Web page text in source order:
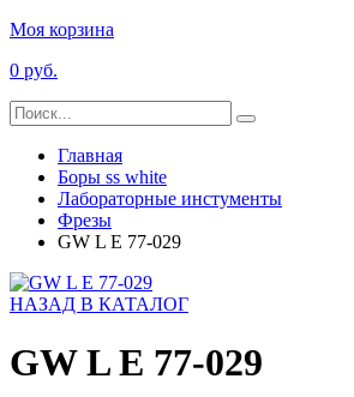
Моя корзина
0 руб.
Главная
Боры ss white
Лабораторные инстументы
Фрезы
GW L E 77-029
НАЗАД В КАТАЛОГ
GW L E 77-029